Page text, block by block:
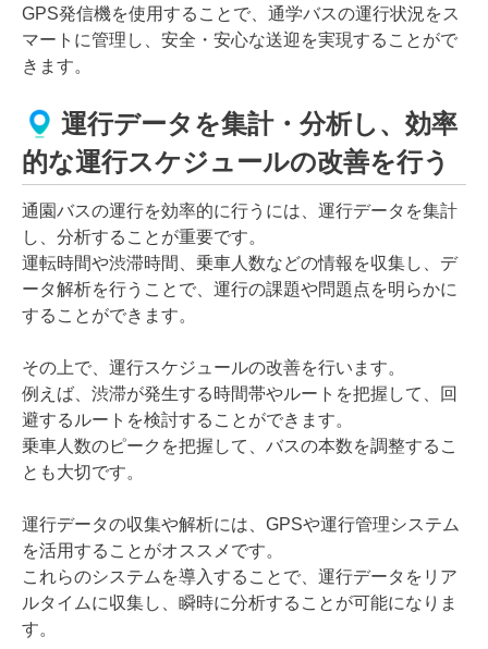
GPS発信機を使用することで、通学バスの運行状況をス
マートに管理し、安全・安心な送迎を実現することがで
きます。
運行データを集計・分析し、効率
的な運行スケジュールの改善を行う
通園バスの運行を効率的に行うには、運行データを集計
し、分析することが重要です。
運転時間や渋滞時間、乗車人数などの情報を収集し、デ
ータ解析を行うことで、運行の課題や問題点を明らかに
することができます。
その上で、運行スケジュールの改善を行います。
例えば、渋滞が発生する時間帯やルートを把握して、回
避するルートを検討することができます。
乗車人数のピークを把握して、バスの本数を調整するこ
とも大切です。
運行データの収集や解析には、GPSや運行管理システム
を活用することがオススメです。
これらのシステムを導入することで、運行データをリア
ルタイムに収集し、瞬時に分析することが可能になりま
す。